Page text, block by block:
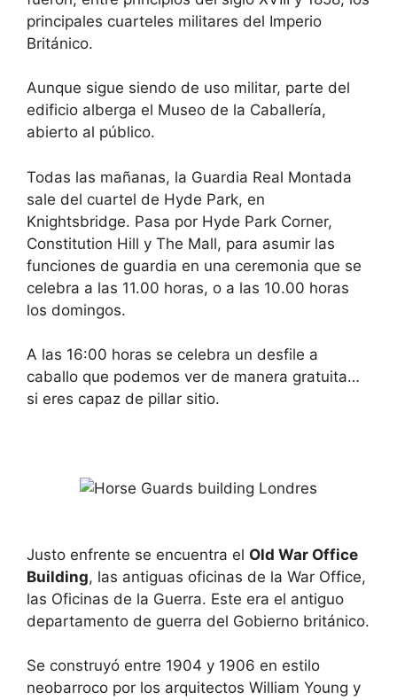
principales cuarteles militares del Imperio
Británico.
Aunque sigue siendo de uso militar, parte del
edificio alberga el Museo de la Caballería,
abierto al público.
Todas las mañanas, la Guardia Real Montada
sale del cuartel de Hyde Park, en
Knightsbridge. Pasa por Hyde Park Corner,
Constitution Hill y The Mall, para asumir las
funciones de guardia en una ceremonia que se
celebra a las 11.00 horas, o a las 10.00 horas
los domingos.
A las 16:00 horas se celebra un desfile a
caballo que podemos ver de manera gratuita…
si eres capaz de pillar sitio.
Justo enfrente se encuentra el Old War Office
Building, las antiguas oficinas de la War Office,
las Oficinas de la Guerra. Este era el antiguo
departamento de guerra del Gobierno británico.
Se construyó entre 1904 y 1906 en estilo
neobarroco por los arquitectos William Young y